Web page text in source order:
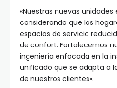
«Nuestras nuevas unidades
considerando que los
espacios de servicio
de confort. Fortalecemos
ingeniería enfocada en la
unificado que se adapta a
de nuestros clientes».